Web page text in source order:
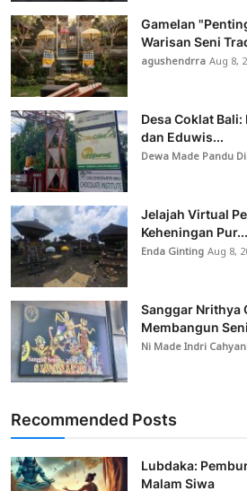
Gamelan
Warisan Seni
agushendrraAug 8,
Desa Coklat
dan Eduwis...
Dewa Made Pandu
Jelajah Virtual
Keheningan Pur...
Enda GintingAug 8,
Sanggar Nrithya
Membangun
Ni Made Indri
Recommended Posts
Lubdaka:
Malam Siwa